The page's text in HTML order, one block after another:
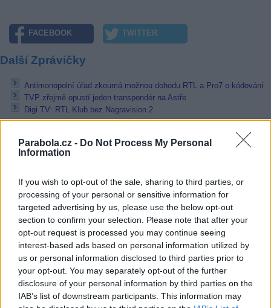
Parabola.cz - Do Not Process My Personal
Information
If you wish to opt-out of the sale, sharing to third parties, or
processing of your personal or sensitive information for
targeted advertising by us, please use the below opt-out
section to confirm your selection. Please note that after your
opt-out request is processed you may continue seeing
interest-based ads based on personal information utilized by
us or personal information disclosed to third parties prior to
your opt-out. You may separately opt-out of the further
disclosure of your personal information by third parties on the
IAB’s list of downstream participants. This information may
FACEBOOK TWITTER
Další Zprávičky
Antimonopolní úřad zkoumá možnou dohodu RTL a Pro7 o kódování
TVP zřejmě opustí jeden transpondér na Astře
Digi TV: RTL Klub bez Nagravision 2
Film+ odvysílá v exkluzivní TV premiéře Pokoj v duši
Animax před změnou loga
Reklama
Pracovní nabídky
Hledáme montážní skupiny I jednotlivce pro montáž
výzdoby (Slovenská republika, Maďarsko)
06.08.2026 - Měřící technik - elektro (Okres Prachatice)
05.08.2026 -Zámečník / Mechanik (Praha - východ)
05.08.2026 -Manažer/ka pro mezinárodní spolupráci (Suchdol, Praha)